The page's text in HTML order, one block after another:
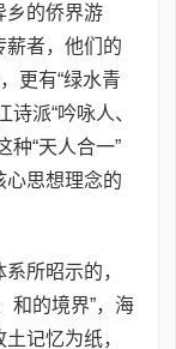
乡的侨界游
薪者，他们的
更有“绿水青
派“吟咏人、
种“天人合一”
心思想理念的
所昭示的，
和的境界”，海
记忆为纸，